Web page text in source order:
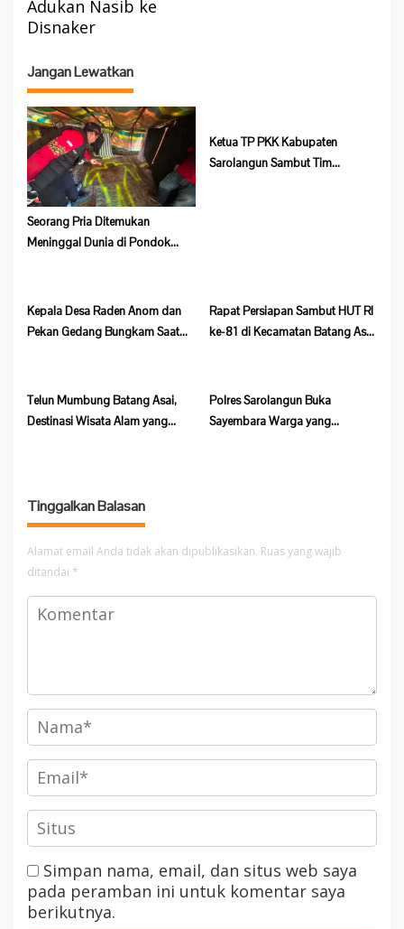
s
i
p
o
s
Adukan Nasib ke
Disnaker
Jangan Lewatkan
Seorang Pria Ditemukan
Meninggal Dunia di Pondok
Ketua TP PKK Kabupaten
Sarolangun Sambut Tim
Kepala Desa Raden Anom dan
Pekan Gedang Bungkam Saat
Rapat Persiapan Sambut HUT RI
ke-81 di Kecamatan Batang Asai
Telun Mumbung Batang Asai,
Destinasi Wisata Alam yang
Polres Sarolangun Buka
Sayembara Warga yang
Tinggalkan Balasan
Alamat email Anda tidak akan dipublikasikan. Ruas yang wajib
ditandai *
Simpan nama, email, dan situs web saya
pada peramban ini untuk komentar saya
berikutnya.